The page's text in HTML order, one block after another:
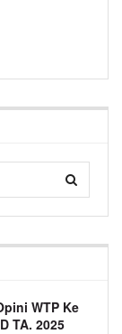
WTP Ke
TA. 2025